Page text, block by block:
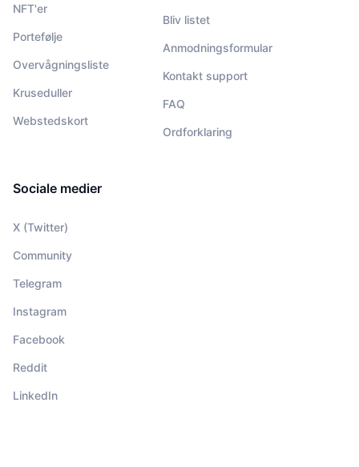
NFT'er
Portefølje
Overvågningsliste
Kruseduller
Webstedskort
Bliv listet
Anmodningsformular
Kontakt support
FAQ
Ordforklaring
Sociale medier
X (Twitter)
Community
Telegram
Instagram
Facebook
Reddit
LinkedIn